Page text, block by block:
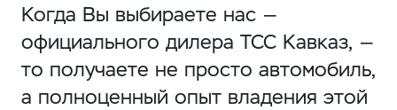
Когда Вы выбираете нас —
официального дилера ТСС Кавказ, —
то получаете не просто автомобиль,
а полноценный опыт владения этой